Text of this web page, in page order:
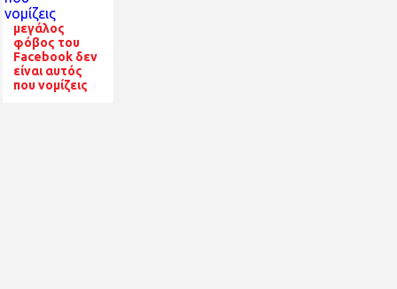
μεγάλος
φόβος του
Facebook δεν
είναι αυτός
που νομίζεις